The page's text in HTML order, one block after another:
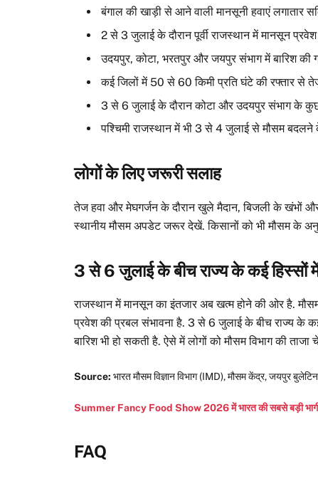
बंगाल की खाड़ी से आने वाली मानसूनी हवाएं लगातार
2 से 3 जुलाई के दौरान पूर्वी राजस्थान में मानसून
उदयपुर, कोटा, भरतपुर और जयपुर संभाग में बारिश की
कई जिलों में 50 से 60 किमी प्रति घंटे की रफ्तार से
3 से 6 जुलाई के दौरान कोटा और उदयपुर संभाग के कुछ
पश्चिमी राजस्थान में भी 3 से 4 जुलाई से मौसम
लोगों के लिए जरूरी सलाह
तेज हवा और मेघगर्जन के दौरान खुले मैदान, बिजली के खंभों
स्थानीय मौसम अपडेट जरूर देखें. किसानों को भी मौसम के
3 से 6 जुलाई के बीच राज्य के कई हिस्सों में
राजस्थान में मानसून का इंतजार अब खत्म होने की ओर है.
प्रवेश की प्रबल संभावना है. 3 से 6 जुलाई के बीच राज्य के कई
बारिश भी हो सकती है. ऐसे में लोगों को मौसम विभाग की
Source: भारत मौसम विज्ञान विभाग (IMD), मौसम केंद्र, जयपुर बुलेटिन
Summer Fancy Food Show 2026 में भारत की सबसे बड़ी
FAQ